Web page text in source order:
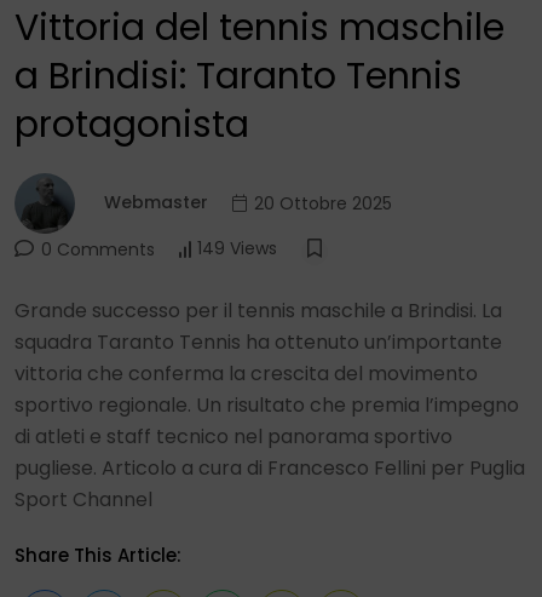
Vittoria del tennis maschile
a Brindisi: Taranto Tennis
protagonista
Webmaster
20 Ottobre 2025
0 Comments
149 Views
Grande successo per il tennis maschile a Brindisi. La
squadra Taranto Tennis ha ottenuto un’importante
vittoria che conferma la crescita del movimento
sportivo regionale. Un risultato che premia l’impegno
di atleti e staff tecnico nel panorama sportivo
pugliese. Articolo a cura di Francesco Fellini per Puglia
Sport Channel
Share This Article: